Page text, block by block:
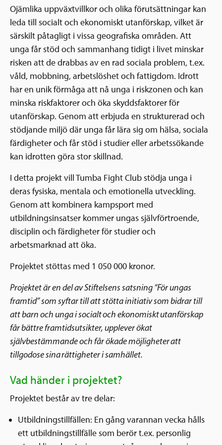
Ojämlika uppväxtvillkor och olika förutsättningar kan
leda till socialt och ekonomiskt utanförskap, vilket är
särskilt påtagligt i vissa geografiska områden. Att
unga får stöd och sammanhang tidigt i livet minskar
risken att de drabbas av en rad sociala problem, t.ex.
våld, mobbning, arbetslöshet och fattigdom. Idrott
har en unik förmåga att nå unga i riskzonen och kan
minska riskfaktorer och öka skyddsfaktorer för
utanförskap. Genom att erbjuda en strukturerad och
stödjande miljö där unga får lära sig om hälsa, sociala
färdigheter och får stöd i studier eller arbetssökande
kan idrotten göra stor skillnad.
I detta projekt vill Tumba Fight Club stödja unga i
deras fysiska, mentala och emotionella utveckling.
Genom att kombinera kampsport med
utbildningsinsatser kommer ungas självförtroende,
disciplin och färdigheter för studier och
arbetsmarknad att öka.
Projektet stöttas med 1 050 000 kronor.
Projektet är en del av Stiftelsens satsning “För ungas
framtid” som syftar till att stötta initiativ som bidrar till
att barn och unga i socialt och ekonomiskt utanförskap
får bättre framtidsutsikter, upplever ökat
självbestämmande och får ökade möjligheter att
tillgodose sina rättigheter i samhället.
Vad händer i projektet?
Projektet består av tre delar:
Utbildningstillfällen: En gång varannan vecka hålls
ett utbildningstillfälle som berör t.ex. personlig